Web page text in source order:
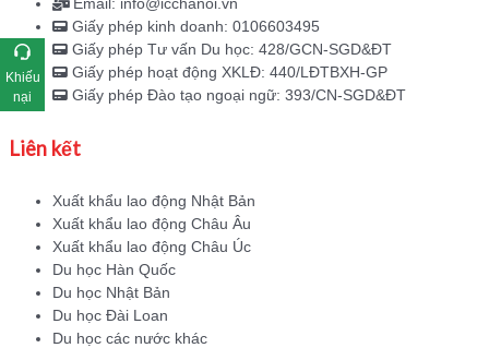
Email: info@icchanoi.vn
Giấy phép kinh doanh: 0106603495
Giấy phép Tư vấn Du học: 428/GCN-SGD&ĐT
Giấy phép hoạt động XKLĐ: 440/LĐTBXH-GP
Giấy phép Đào tạo ngoại ngữ: 393/CN-SGD&ĐT
Liên kết
Xuất khẩu lao động Nhật Bản
Xuất khẩu lao động Châu Âu
Xuất khẩu lao động Châu Úc
Du học Hàn Quốc
Du học Nhật Bản
Du học Đài Loan
Du học các nước khác
Khiếu
nại